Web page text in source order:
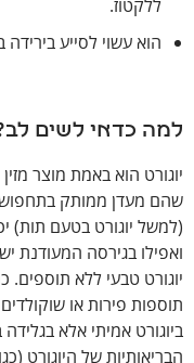
ללקטוז.
הוא עשוי לסייע
למה כדאי לשים
יוגורט הוא באמת מוצר
שהם מעדן ממותק
יוגורט טבעי ללא תוספים.
תוספות פירות או
ביוגורט אמיתי אלא
הבריאותיות של היוגורט